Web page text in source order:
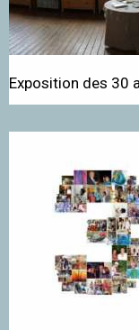
Exposition des 30